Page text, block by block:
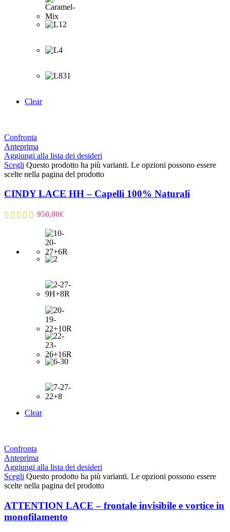
Clear
Confronta
Anteprima
Aggiungi alla lista dei desideri
Scegli Questo prodotto ha più varianti. Le opzioni possono essere
scelte nella pagina del prodotto
CINDY LACE HH – Capelli 100% Naturali
950,00€
Clear
Confronta
Anteprima
Aggiungi alla lista dei desideri
Scegli Questo prodotto ha più varianti. Le opzioni possono essere
scelte nella pagina del prodotto
ATTENTION LACE – frontale invisibile e vortice in
monofilamento